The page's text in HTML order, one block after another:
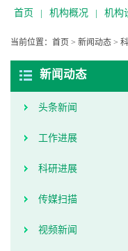
首页 | 机构概况 | 机构
当前位置： 首页 > 新闻动态 >
新闻动态
头条新闻
工作进展
科研进展
传媒扫描
视频新闻